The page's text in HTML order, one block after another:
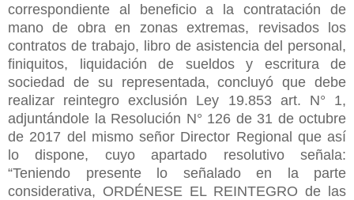
correspondiente al beneficio a la contratación de
mano de obra en zonas extremas, revisados los
contratos de trabajo, libro de asistencia del personal,
finiquitos, liquidación de sueldos y escritura de
sociedad de su representada, concluyó que debe
realizar reintegro exclusión Ley 19.853 art. N° 1,
adjuntándole la Resolución N° 126 de 31 de octubre
de 2017 del mismo señor Director Regional que así
lo dispone, cuyo apartado resolutivo señala:
“Teniendo presente lo señalado en la parte
considerativa, ORDÉNESE EL REINTEGRO de las